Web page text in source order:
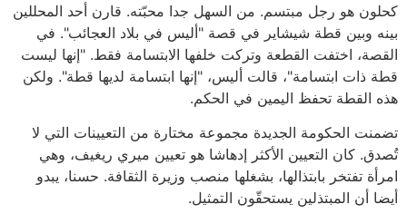
كحلون هو رجل مبتسم. من السهل جدا محبّته. قارن أحد المحللين
بينه وبين قطة شيشاير في قصة "أليس في بلاد العجائب". في
القصة، اختفت القطعة وتركت خلفها الابتسامة فقط. "إنها ليست
قطة ذات ابتسامة"، قالت أليس، "إنها ابتسامة لديها قطة". ولكن
هذه القطة تحفظ اليمين في الحكم.
تضمنت الحكومة الجديدة مجموعة مختارة من التعيينات التي لا
تُصدق. كان التعيين الأكثر إدهاشا هو تعيين ميري ريغيف، وهي
امرأة تفتخر بابتذالها، بشغلها منصب وزيرة الثقافة. حسنا، يبدو
أيضا أن المبتذلين يستحقّون التمثيل.